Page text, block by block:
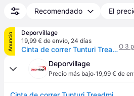
Recomendado El
Anuncio
Deporvillage
19,99 € de envío, 24 días
Cinta de correr Tunturi Treadmill Competence T40 - BlackO 3
Deporvillage
Precio más bajo·19,99 € de